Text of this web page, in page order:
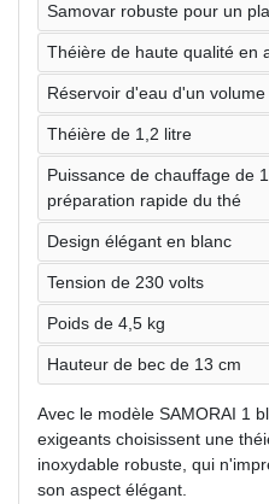
Samovar robuste pour un
Théière de haute qualité en
Réservoir d'eau d'un
Théière de 1,2 litre
Puissance de chauffage de
préparation rapide du thé
Design élégant en blanc
Tension de 230 volts
Poids de 4,5 kg
Hauteur de bec de 13 cm
Avec le modèle SAMORAI 1
exigeants choisissent une
inoxydable robuste, qui
son aspect élégant.